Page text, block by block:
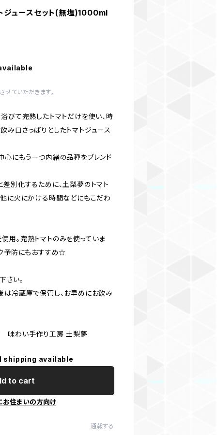
ジュースセット(無塩)1000ml
ていただきます。
びて完熟したトマトだけを使い、時
み口さっぱりとしたトマトジュース
心にもう一つ内緒の品種をブレンド
別化するために、土梨夢のトマト
他に火にかける時間などにもこだわ
用。完熟トマトのみを使っていま
予防にもおすすめ☆
さい。
は冷蔵庫で保管し、お早めにお飲み
味わい手作り工房 土梨夢
shipping available
to cart
お住まいの方向け
通報する